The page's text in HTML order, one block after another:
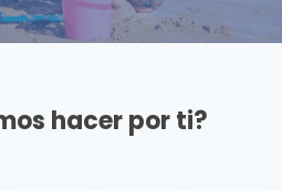
hacer por ti?